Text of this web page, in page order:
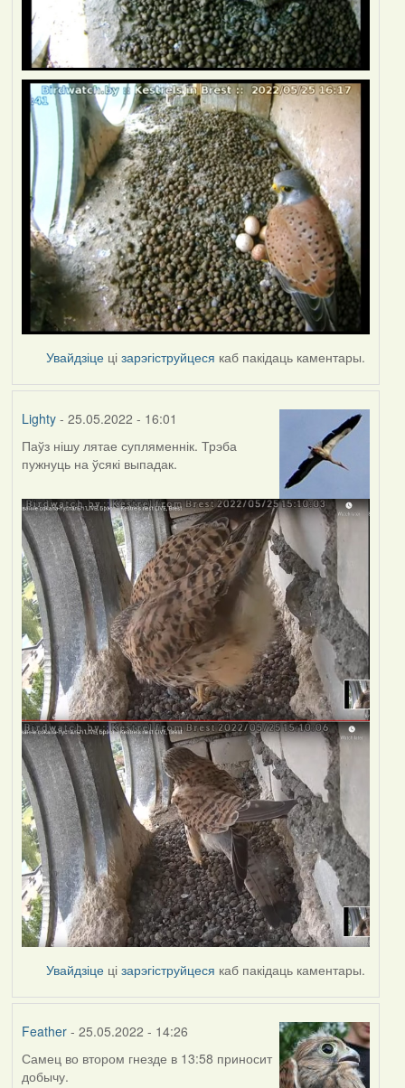
Увайдзіце цізарэгіструйцеся каб пакідаць каментары.
Lighty- 25.05.2022 - 16:01
Паўз нішу лятае супляменнік. Трэба
пужнуць на ўсякі выпадак.
Увайдзіце цізарэгіструйцеся каб пакідаць каментары.
Feather- 25.05.2022 - 14:26
Самец во втором гнезде в 13:58 приносит
добычу.